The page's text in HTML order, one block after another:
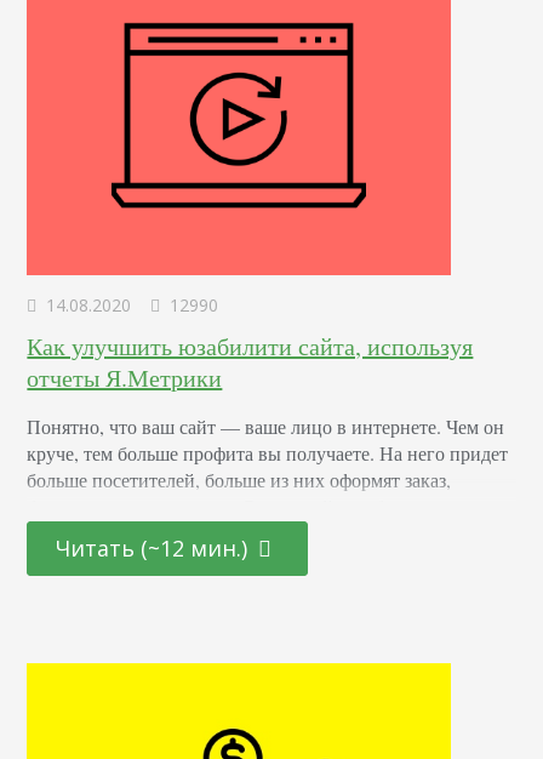
14.08.2020 12990
Как улучшить юзабилити сайта, используя
отчеты Я.Метрики
Понятно, что ваш сайт — ваше лицо в интернете. Чем он
круче, тем больше профита вы получаете. На него придет
больше посетителей, больше из них оформят заказ,
предложите клиентам то, что им нужно; оптимизируете
ресурс минимальными усилиями; снизите издержки на
Читать (~12 мин.)